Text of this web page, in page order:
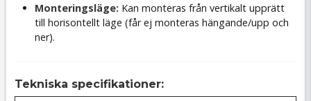
Monteringsläge: Kan monteras från vertikalt upprätt
till horisontellt läge (får ej monteras hängande/upp och
ner).
Tekniska specifikationer: